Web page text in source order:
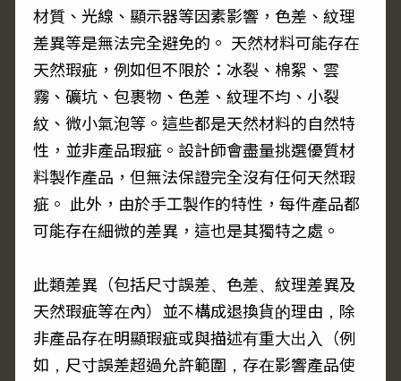
材質、光線、顯示器等因素影響，色差、紋理
差異等是無法完全避免的。 天然材料可能存在
天然瑕疵，例如但不限於：冰裂、棉絮、雲
霧、礦坑、包裹物、色差、紋理不均、小裂
紋、微小氣泡等。這些都是天然材料的自然特
性，並非產品瑕疵。設計師會盡量挑選優質材
料製作產品，但無法保證完全沒有任何天然瑕
疵。 此外，由於手工製作的特性，每件產品都
可能存在細微的差異，這也是其獨特之處。
此類差異（包括尺寸誤差、色差、紋理差異及
天然瑕疵等在內）並不構成退換貨的理由，除
非產品存在明顯瑕疵或與描述有重大出入（例
如，尺寸誤差超過允許範圍，存在影響產品使